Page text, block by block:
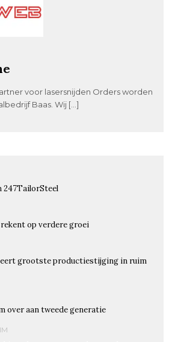
voor lasersnijden Orders worden
Baas. Wij […]
247TailorSteel
op verdere groei
grootste productiestijging in ruim
over aan tweede generatie